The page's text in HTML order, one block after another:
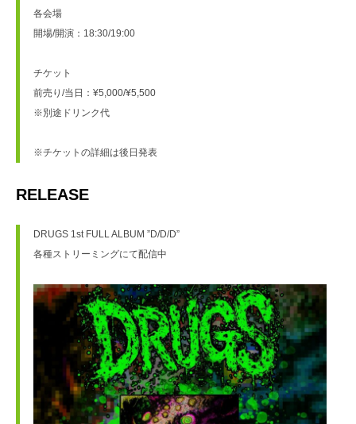
各会場
開場/開演：18:30/19:00
チケット
前売り/当日：¥5,000/¥5,500
※別途ドリンク代
※チケットの詳細は後日発表
RELEASE
DRUGS 1st FULL ALBUM ”D/D/D”
各種ストリーミングにて配信中